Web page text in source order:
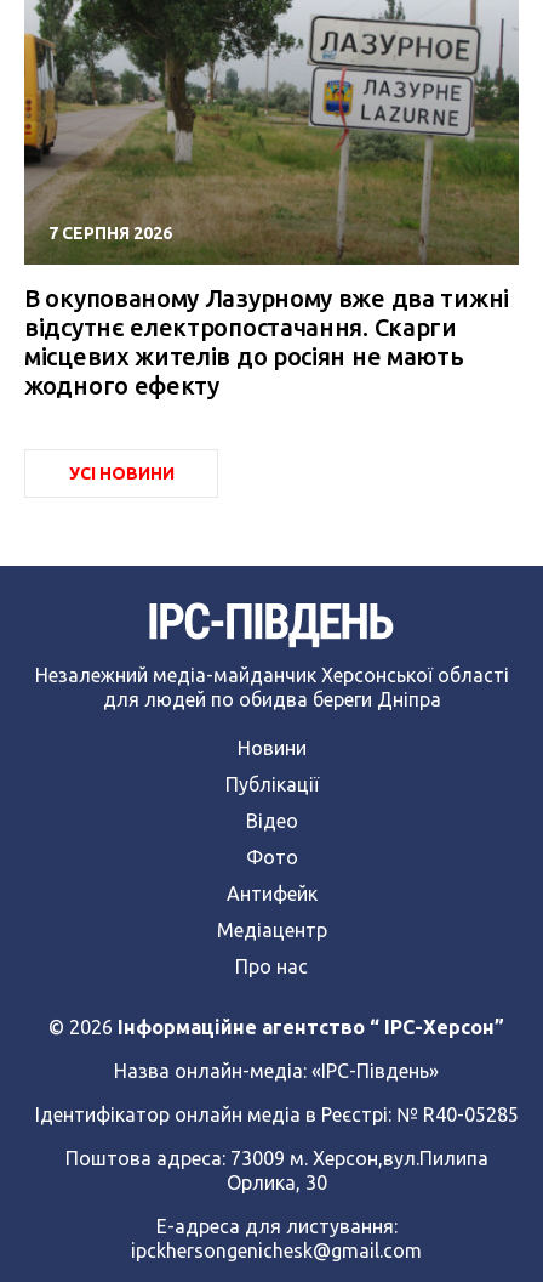
7 СЕРПНЯ 2026
В окупованому Лазурному вже два тижні
відсутнє електропостачання. Скарги
місцевих жителів до росіян не мають
жодного ефекту
УСІ НОВИНИ
Незалежний медіа-майданчик Херсонської області
для людей по обидва береги Дніпра
Новини
Публікації
Відео
Фото
Антифейк
Медіацентр
Про нас
© 2026 Інформаційне агентство “ IPC-Херсон”
Назва онлайн-медіа: «ІРС-Південь»
Ідентифікатор онлайн медіа в Реєстрі: № R40-05285
Поштова адреса: 73009 м. Херсон,вул.Пилипа
Орлика, 30
Е-адреса для листування:
ipckhersongenichesk@gmail.com